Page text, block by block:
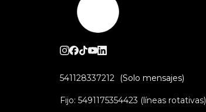
541128337212
Fijo: 5491175354423 (líneas rotativas)